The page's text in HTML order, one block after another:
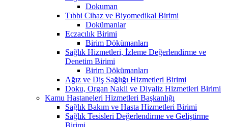
Dokuman
Tıbbi Cihaz ve Biyomedikal Birimi
Dokümanlar
Eczacılık Birimi
Birim Dökümanları
Sağlık Hizmetleri, İzleme Değerlendirme ve
Denetim Birimi
Birim Dökümanları
Ağız ve Diş Sağlığı Hizmetleri Birimi
Doku, Organ Nakli ve Diyaliz Hizmetleri Birimi
Kamu Hastaneleri Hizmetleri Başkanlığı
Sağlık Bakım ve Hasta Hizmetleri Birimi
Sağlık Tesisleri Değerlendirme ve Geliştirme
Birimi